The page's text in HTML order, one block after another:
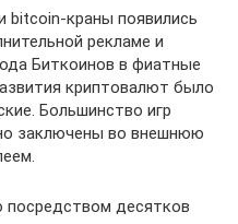
bitcoin-краны появились
рекламе и
Биткоинов в фиатные
криптовалют было
Большинство игр
заключены во внешнюю
посредством десятков